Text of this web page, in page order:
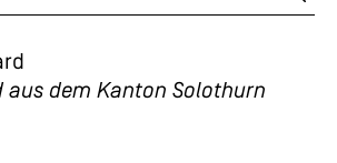
aus dem Kanton Solothurn